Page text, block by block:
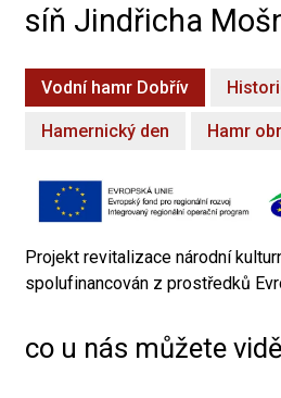
síň Jindřicha
Vodní hamr Dobřív
Hamernický den Hamr
Projekt revitalizace národní
spolufinancován z prostředků
co u nás můžete